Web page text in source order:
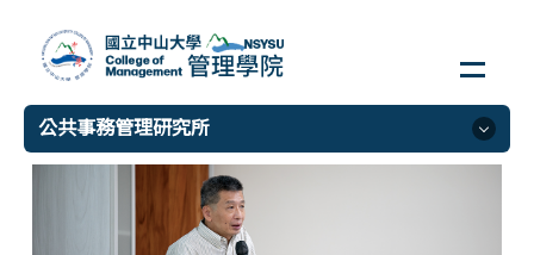
要
公共事務管理研究所
公共事務管理研究所